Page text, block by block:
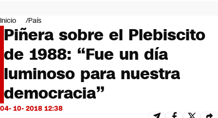
Negocios
Deportes
Programas completos
Cultura
Servicios
Bits
CNN tiempo
Futuro 360
Inicio País
Piñera sobre el Plebiscito
de 1988: “Fue un día
luminoso para nuestra
democracia”
04- 10- 2018 12:38